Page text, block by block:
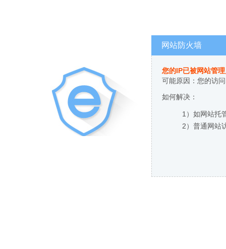
网站防火墙
您的IP已被网站管
可能原因：您的访
如何解决：
1）如网站托
2）普通网站